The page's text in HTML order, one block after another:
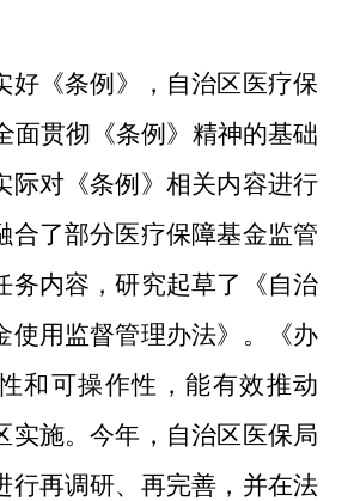
好《条例》，自治区医疗保
面贯彻《条例》精神的基础
际对《条例》相关内容进行
合了部分医疗保障基金监管
务内容，研究起草了《自治
使用监督管理办法》。《办
和可操作性，能有效推动
实施。今年，自治区医保局
行再调研、再完善，并在法